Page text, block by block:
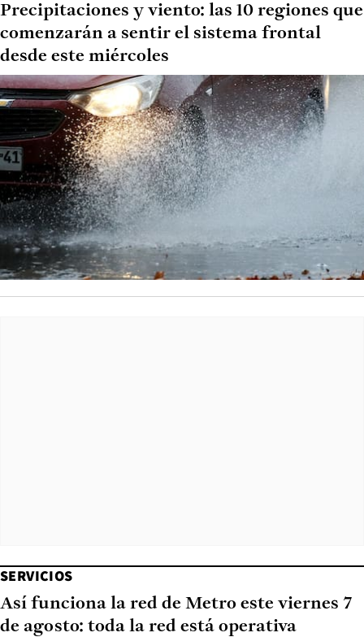
Precipitaciones y viento: las 10 regiones que
comenzarán a sentir el sistema frontal
desde este miércoles
SERVICIOS
Así funciona la red de Metro este viernes 7
de agosto: toda la red está operativa